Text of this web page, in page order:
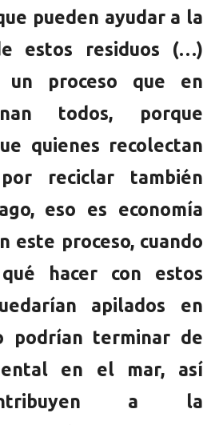
pueden ayudar a la
estos residuos (…)
proceso que en
todos, porque
quienes recolectan
reciclar también
eso es economía
este proceso, cuando
hacer con estos
apilados en
podrían terminar de
en el mar, así
a la